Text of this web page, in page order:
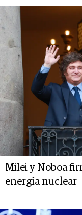
Milei y Noboa
energía nuclear